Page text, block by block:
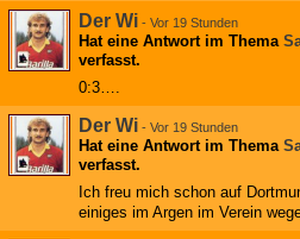
Der Wi - Vor 19 Stunden
Hat eine Antwort im Thema
verfasst.
0:3….
Der Wi - Vor 19 Stunden
Hat eine Antwort im Thema
verfasst.
Ich freu mich schon auf
einiges im Argen im Verein